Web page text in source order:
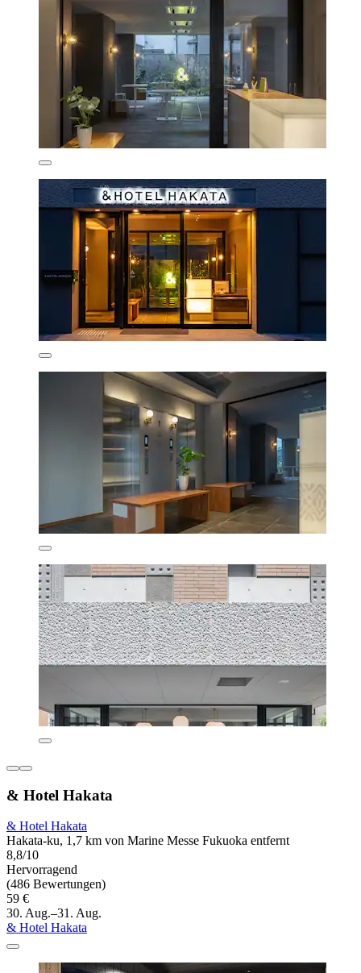
& Hotel Hakata
& Hotel Hakata
Hakata-ku, 1,7 km von Marine Messe Fukuoka entfernt
8,8/10
Hervorragend
(486 Bewertungen)
59 €
30. Aug.–31. Aug.
& Hotel Hakata